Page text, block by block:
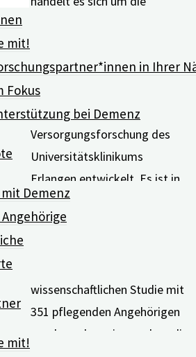
mit!
in Ihrer
Fokus
bei Demenz
Demenz
mit!
Erhebungsinstrument wurde
von Wissenschaftler*innen des
Zentrums für Medizinische
Versorgungsforschung des
Universitätsklinikums
Erlangen entwickelt. Es ist in
über 20 Sprachen verfügbar ist
und wird seit sechs Jahren
wissenschaftlichen Studie mit
351 pflegenden Angehörigen
wurde nachgewiesen, dass die